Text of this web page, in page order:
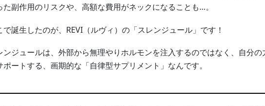
た副作用のリスクや、高額な費用がネックになることも…。
で誕生したのが、REVI（ルヴィ）の「スレンジュール」です！
ンジュールは、外部から無理やりホルモンを注入するのではなく、自分の
ポートする、画期的な「自律型サプリメント」なんです。